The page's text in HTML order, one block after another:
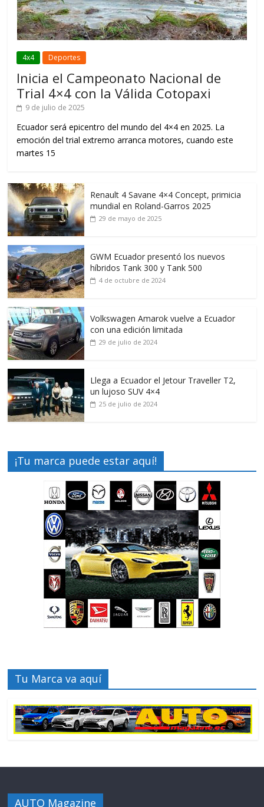
4x4 Deportes
Inicia el Campeonato Nacional de
Trial 4×4 con la Válida Cotopaxi
9 de julio de 2025
Ecuador será epicentro del mundo del 4×4 en 2025. La
emoción del trial extremo arranca motores, cuando este
martes 15
Renault 4 Savane 4×4 Concept, primicia
mundial en Roland-Garros 2025
29 de mayo de 2025
GWM Ecuador presentó los nuevos
híbridos Tank 300 y Tank 500
4 de octubre de 2024
Volkswagen Amarok vuelve a Ecuador
con una edición limitada
29 de julio de 2024
Llega a Ecuador el Jetour Traveller T2,
un lujoso SUV 4×4
25 de julio de 2024
¡Tu marca puede estar aquí!
Tu Marca va aquí
AUTO Magazine